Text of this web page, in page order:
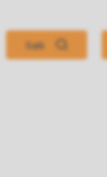
Søk